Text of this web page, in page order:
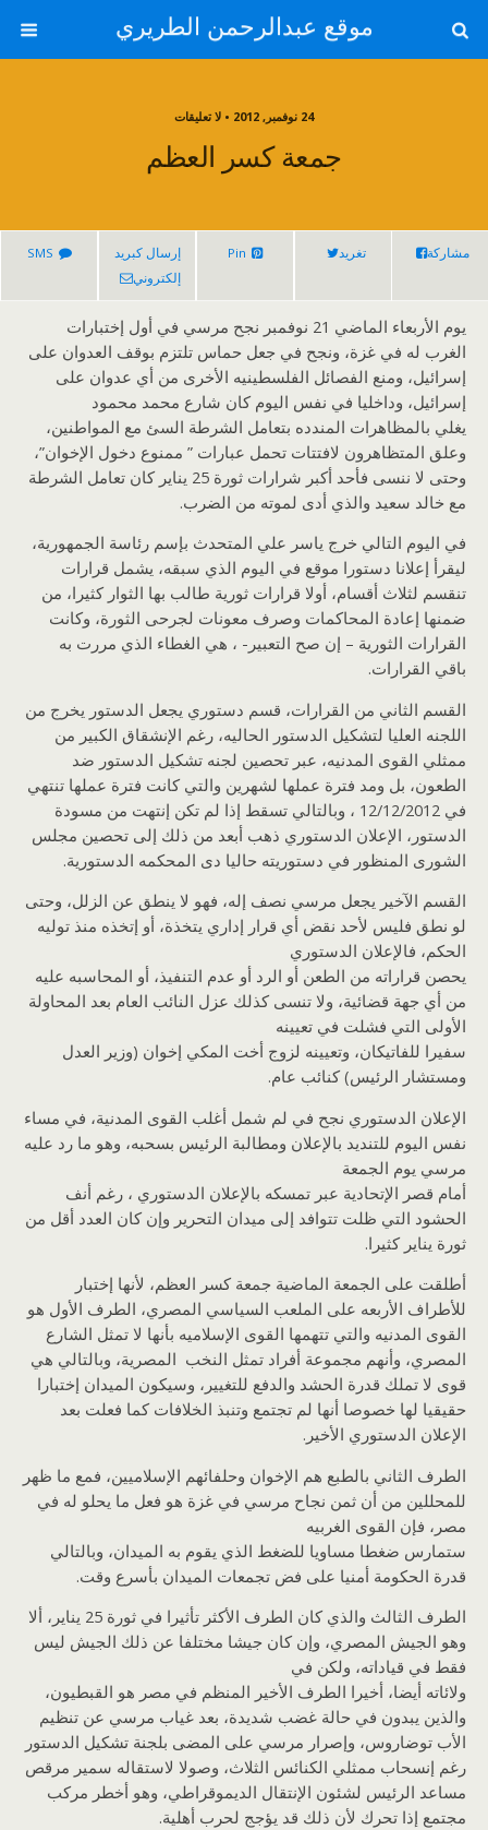
موقع عبدالرحمن الطريري
24 نوفمبر, 2012 • لا تعليقات
جمعة كسر العظم
مشاركة تغريد Pin
إرسال كبريد
إلكتروني
SMS
يوم الأربعاء الماضي 21 نوفمبر نجح مرسي في أول إختبارات
الغرب له في غزة، ونجح في جعل حماس تلتزم بوقف العدوان على
إسرائيل، ومنع الفصائل الفلسطينيه الأخرى من أي عدوان على
إسرائيل، وداخليا في نفس اليوم كان شارع محمد محمود
يغلي بالمظاهرات المندده بتعامل الشرطة السئ مع المواطنين،
وعلق المتظاهرون لافتتات تحمل عبارات ” ممنوع دخول الإخوان”،
وحتى لا ننسى فأحد أكبر شرارات ثورة 25 يناير كان تعامل الشرطة
مع خالد سعيد والذي أدى لموته من الضرب.
في اليوم التالي خرج ياسر علي المتحدث بإسم رئاسة الجمهورية،
ليقرأ إعلانا دستورا موقع في اليوم الذي سبقه، يشمل قرارات
تنقسم لثلاث أقسام، أولا قرارات ثورية طالب بها الثوار كثيرا، من
ضمنها إعادة المحاكمات وصرف معونات لجرحى الثورة، وكانت
القرارات الثورية – إن صح التعبير- ، هي الغطاء الذي مررت به
باقي القرارات.
القسم الثاني من القرارات، قسم دستوري يجعل الدستور يخرج من
اللجنه العليا لتشكيل الدستور الحاليه، رغم الإنشقاق الكبير من
ممثلي القوى المدنيه، عبر تحصين لجنه تشكيل الدستور ضد
الطعون، بل ومد فترة عملها لشهرين والتي كانت فترة عملها تنتهي
في 12/12/2012 ، وبالتالي تسقط إذا لم تكن إنتهت من مسودة
الدستور، الإعلان الدستوري ذهب أبعد من ذلك إلى تحصين مجلس
الشورى المنظور في دستوريته حاليا دى المحكمه الدستورية.
القسم الآخير يجعل مرسي نصف إله، فهو لا ينطق عن الزلل، وحتى
لو نطق فليس لأحد نقض أي قرار إداري يتخذة، أو إتخذه منذ توليه
الحكم، فالإعلان الدستوري
يحصن قراراته من الطعن أو الرد أو عدم التنفيذ، أو المحاسبه عليه
من أي جهة قضائية، ولا تنسى كذلك عزل النائب العام بعد المحاولة
الأولى التي فشلت في تعيينه
سفيرا للفاتيكان، وتعيينه لزوج أخت المكي إخوان (وزير العدل
ومستشار الرئيس) كنائب عام.
الإعلان الدستوري نجح في لم شمل أغلب القوى المدنية، في مساء
نفس اليوم للتنديد بالإعلان ومطالبة الرئيس بسحبه، وهو ما رد عليه
مرسي يوم الجمعة
أمام قصر الإتحادية عبر تمسكه بالإعلان الدستوري ، رغم أنف
الحشود التي ظلت تتوافد إلى ميدان التحرير وإن كان العدد أقل من
ثورة يناير كثيرا.
أطلقت على الجمعة الماضية جمعة كسر العظم، لأنها إختبار
للأطراف الأربعه على الملعب السياسي المصري، الطرف الأول هو
القوى المدنيه والتي تتهمها القوى الإسلاميه بأنها لا تمثل الشارع
المصري، وأنهم مجموعة أفراد تمثل النخب المصرية، وبالتالي هي
قوى لا تملك قدرة الحشد والدفع للتغيير، وسيكون الميدان إختبارا
حقيقيا لها خصوصا أنها لم تجتمع وتنبذ الخلافات كما فعلت بعد
الإعلان الدستوري الأخير.
الطرف الثاني بالطبع هم الإخوان وحلفائهم الإسلاميين، فمع ما ظهر
للمحللين من أن ثمن نجاح مرسي في غزة هو فعل ما يحلو له في
مصر، فإن القوى الغربيه
ستمارس ضغطا مساويا للضغط الذي يقوم به الميدان، وبالتالي
قدرة الحكومة أمنيا على فض تجمعات الميدان بأسرع وقت.
الطرف الثالث والذي كان الطرف الأكثر تأثيرا في ثورة 25 يناير، ألا
وهو الجيش المصري، وإن كان جيشا مختلفا عن ذلك الجيش ليس
فقط في قياداته، ولكن في
ولائاته أيضا، أخيرا الطرف الأخير المنظم في مصر هو القبطيون،
والذين يبدون في حالة غضب شديدة، بعد غياب مرسي عن تنظيم
الأب توضاروس، وإصرار مرسي على المضى بلجنة تشكيل الدستور
رغم إنسحاب ممثلي الكنائس الثلاث، وصولا لاستقاله سمير مرقص
مساعد الرئيس لشئون الإنتقال الديموقراطي، وهو أخطر مركب
مجتمع إذا تحرك لأن ذلك قد يؤجج لحرب أهلية.